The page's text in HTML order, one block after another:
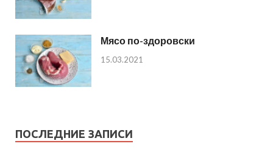
Мясо по-здоровски
15.03.2021
ПОСЛЕДНИЕ ЗАПИСИ